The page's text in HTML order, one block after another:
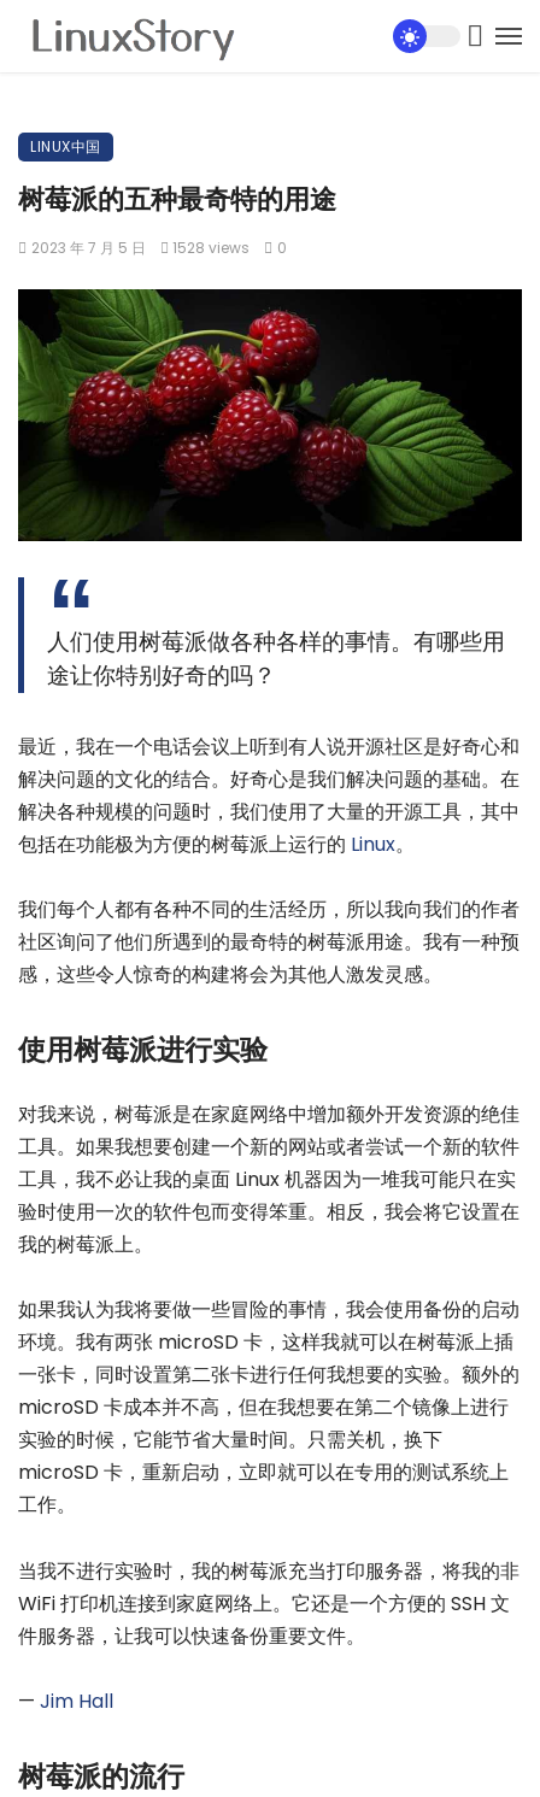
LINUX中国
树莓派的五种最奇特的用途
2023 年 7 月 5 日 1528 views 0
人们使用树莓派做各种各样的事情。有哪些用
途让你特别好奇的吗？
最近，我在一个电话会议上听到有人说开源社区是好奇心和
解决问题的文化的结合。好奇心是我们解决问题的基础。在
解决各种规模的问题时，我们使用了大量的开源工具，其中
包括在功能极为方便的树莓派上运行的 Linux。
我们每个人都有各种不同的生活经历，所以我向我们的作者
社区询问了他们所遇到的最奇特的树莓派用途。我有一种预
感，这些令人惊奇的构建将会为其他人激发灵感。
使用树莓派进行实验
对我来说，树莓派是在家庭网络中增加额外开发资源的绝佳
工具。如果我想要创建一个新的网站或者尝试一个新的软件
工具，我不必让我的桌面 Linux 机器因为一堆我可能只在实
验时使用一次的软件包而变得笨重。相反，我会将它设置在
我的树莓派上。
如果我认为我将要做一些冒险的事情，我会使用备份的启动
环境。我有两张 microSD 卡，这样我就可以在树莓派上插
一张卡，同时设置第二张卡进行任何我想要的实验。额外的
microSD 卡成本并不高，但在我想要在第二个镜像上进行
实验的时候，它能节省大量时间。只需关机，换下
microSD 卡，重新启动，立即就可以在专用的测试系统上
工作。
当我不进行实验时，我的树莓派充当打印服务器，将我的非
WiFi 打印机连接到家庭网络上。它还是一个方便的 SSH 文
件服务器，让我可以快速备份重要文件。
— Jim Hall
树莓派的流行